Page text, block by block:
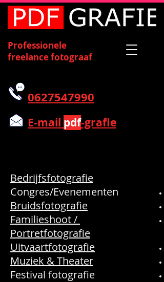
E-mail pdf-grafie
0627547990
Professionele
freelance fotograaf
Bedrijfsfotografie
Congres/Evenementen
Bruidsfotografie
Familieshoot /
Portretfotografie
Uitvaartfotografie
Muziek & Theater
Festival fotografie